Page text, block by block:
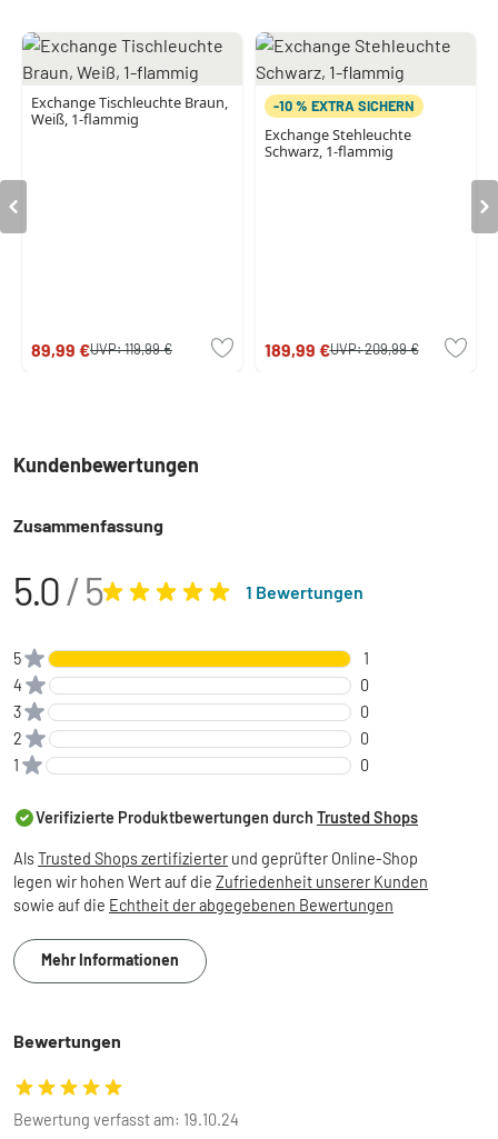
Exchange Tischleuchte Braun,
Weiß, 1-flammig
89,99 €UVP:119,99 €
-10 % EXTRA SICHERN
Exchange Stehleuchte
Schwarz, 1-flammig
189,99 €UVP:209,99 €
Kundenbewertungen
Zusammenfassung
5.0/ 5 1 Bewertungen
5
1
4
0
3
0
2
0
1
0
Verifizierte Produktbewertungen durch Trusted Shops
AlsTrusted Shops zertifizierter und geprüfter Online-Shop
legen wir hohen Wert auf die Zufriedenheit unserer Kunden
sowie auf die Echtheit der abgegebenen Bewertungen
Mehr Informationen
Bewertungen
Bewertung verfasst am: 19.10.24